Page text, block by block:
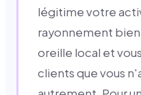
légitime votre
rayonnement
oreille local et
clients que vous